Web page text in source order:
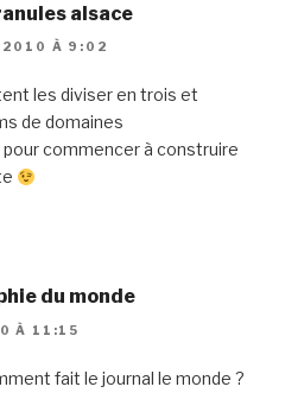
alsace
2010 À 9:02
les diviser en trois et
de domaines
commencer à construire
du monde
À 11:15
fait le journal le monde ?